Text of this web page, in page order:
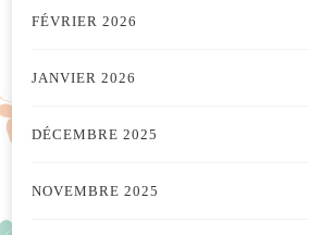
FÉVRIER 2026
JANVIER 2026
DÉCEMBRE 2025
NOVEMBRE 2025